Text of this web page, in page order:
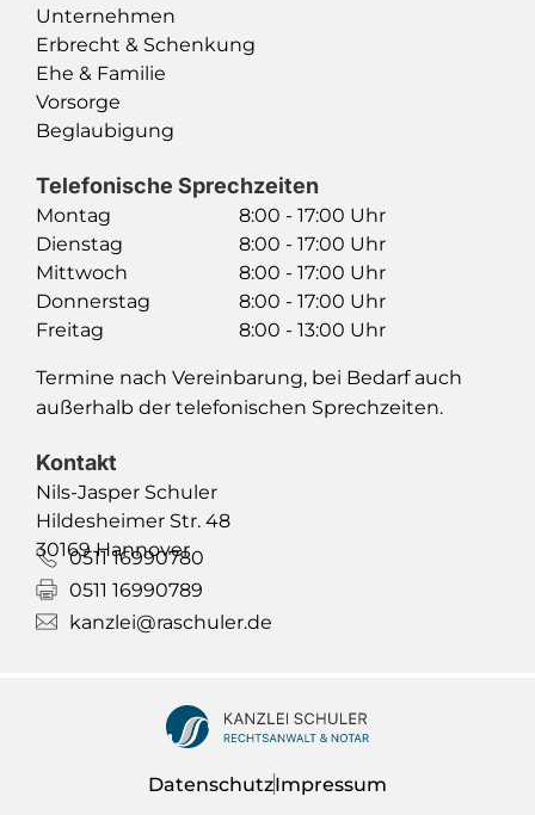
Unternehmen
Erbrecht & Schenkung
Ehe & Familie
Vorsorge
Beglaubigung
Telefonische Sprechzeiten
Montag
8:00 - 17:00 Uhr
Dienstag
8:00 - 17:00 Uhr
Mittwoch
8:00 - 17:00 Uhr
Donnerstag
8:00 - 17:00 Uhr
Freitag
8:00 - 13:00 Uhr
Termine nach Vereinbarung, bei Bedarf auch
außerhalb der telefonischen Sprechzeiten.
Kontakt
Nils-Jasper Schuler
Hildesheimer Str. 48
30169 Hannover
0511 16990780
0511 16990789
kanzlei@raschuler.de
DatenschutzImpressum